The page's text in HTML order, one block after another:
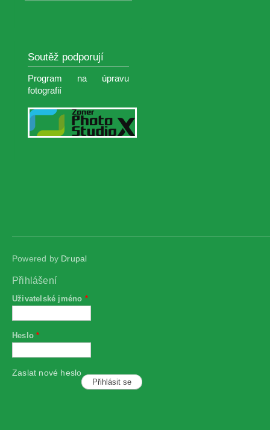
Soutěž podporují
Program na úpravu
fotografií
Powered by Drupal
Přihlášení
Uživatelské jméno *
Heslo*
Zaslat nové heslo